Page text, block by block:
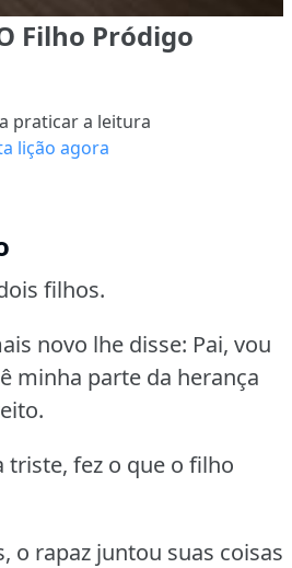
Filho Pródigo
praticar a leitura
lição agora
filhos.
novo lhe disse: Pai, vou
minha parte da herança
fez o que o filho
o rapaz juntou suas coisas